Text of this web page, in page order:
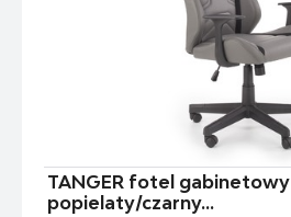
TANGER fotel gabinetowy
popielaty/czarny...